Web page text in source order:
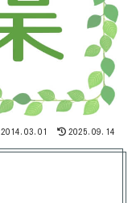
2014.03.01 2025.09.14